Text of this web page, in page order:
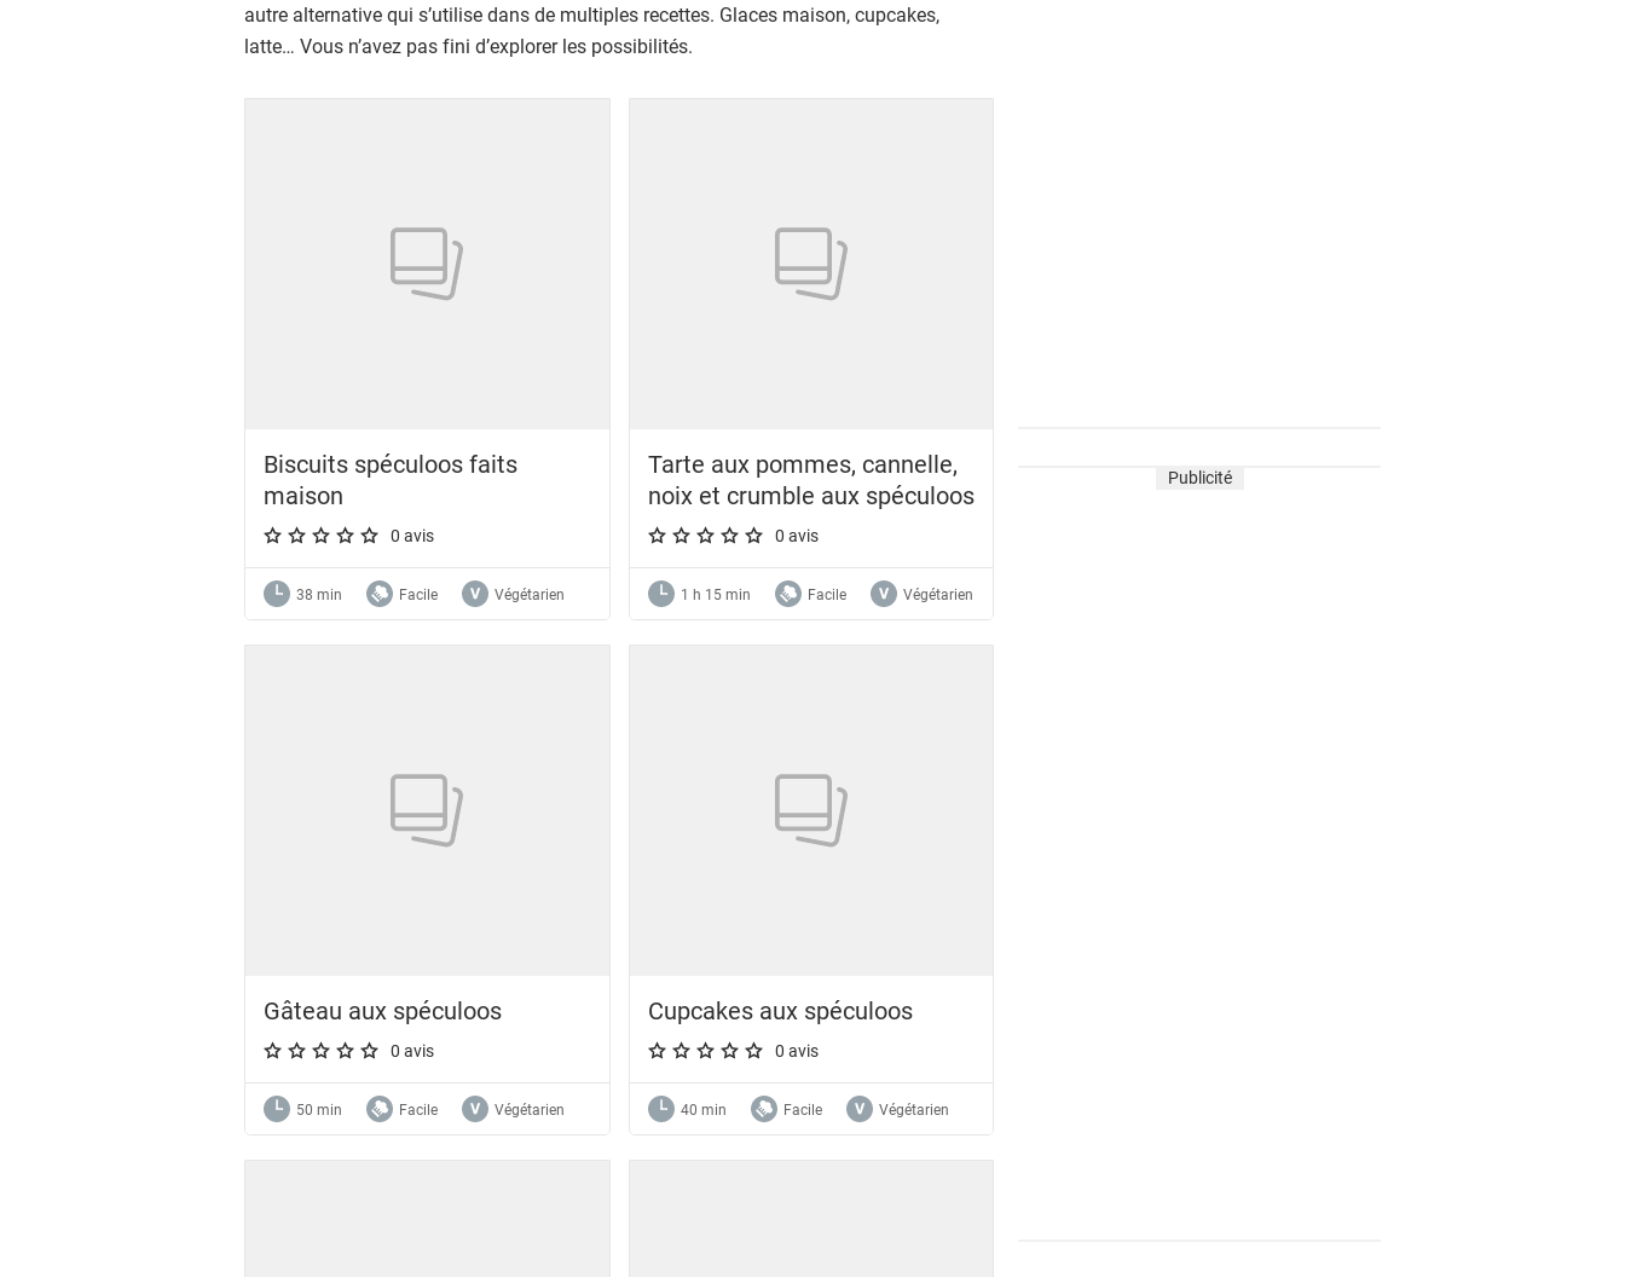
autre alternative qui s’utilise dans de multiples recettes. Glaces maison, cupcakes,
latte… Vous n’avez pas fini d’explorer les possibilités.
Biscuits spéculoos faits
maison
A star rating of 0 out of 5.
0 avis
38 min Facile Végétarien
Tarte aux pommes, cannelle,
noix et crumble aux spéculoos
A star rating of 0 out of 5.
0 avis
1 h 15 min Facile Végétarien
Gâteau aux spéculoos
A star rating of 0 out of 5.
0 avis
50 min Facile Végétarien
Cupcakes aux spéculoos
A star rating of 0 out of 5.
0 avis
40 min Facile Végétarien
Publicité